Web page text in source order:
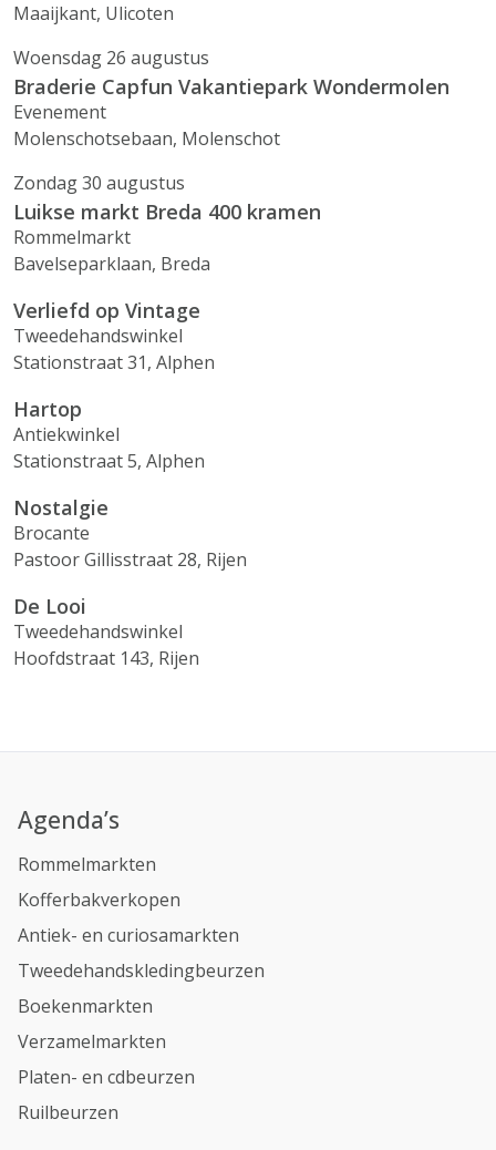
Maaijkant, Ulicoten
Woensdag 26 augustus
Braderie Capfun Vakantiepark Wondermolen
Evenement
Molenschotsebaan, Molenschot
Zondag 30 augustus
Luikse markt Breda 400 kramen
Rommelmarkt
Bavelseparklaan, Breda
Verliefd op Vintage
Tweedehandswinkel
Stationstraat 31, Alphen
Hartop
Antiekwinkel
Stationstraat 5, Alphen
Nostalgie
Brocante
Pastoor Gillisstraat 28, Rijen
De Looi
Tweedehandswinkel
Hoofdstraat 143, Rijen
Agenda’s
Rommelmarkten
Kofferbakverkopen
Antiek- en curiosamarkten
Tweedehandskledingbeurzen
Boekenmarkten
Verzamelmarkten
Platen- en cdbeurzen
Ruilbeurzen